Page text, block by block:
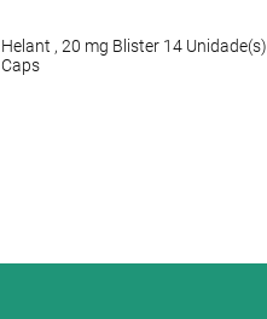
Helant , 20 mg Blister 14 Unidade(s)
Caps